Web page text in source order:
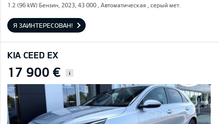
1.2 (96 kW) Бензин, 2023, 43 000 , Автоматическая , серый мет.
Я ЗАИНТЕРЕСОВАН!
KIA CEED EX
17 900 € i